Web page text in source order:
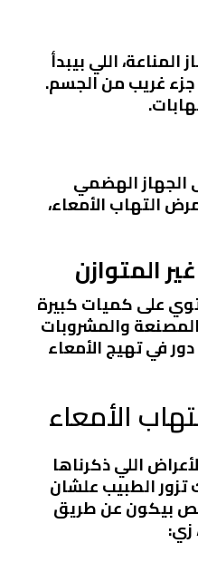
اللي بيبدأ
جزء غريب من الجسم.
الجهاز الهضمي
التهاب الأمعاء،
المتوازن
على كميات كبيرة
والمشروبات
في تهيج الأمعاء
الأمعاء
اللي ذكرناها
الطبيب علشان
بيكون عن طريق